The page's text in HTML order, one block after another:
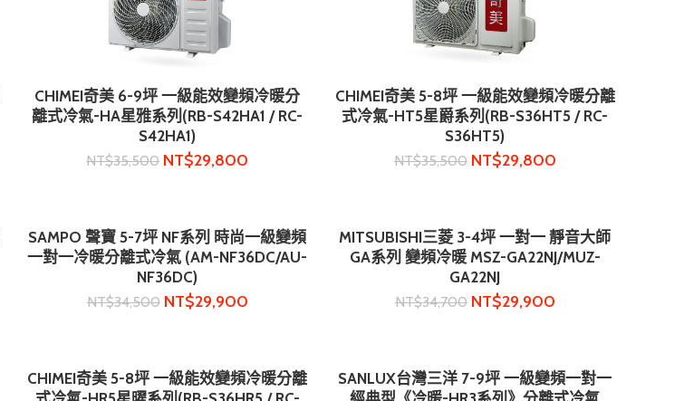
加入購物車
CHIMEI奇美 6-9坪 一級能效變頻冷暖分
離式冷氣-HA星雅系列(RB-S42HA1 / RC-
S42HA1)
NT$35,500 NT$29,800
加入購物車
CHIMEI奇美 5-8坪 一級能效變頻冷暖分離
式冷氣-HT5星爵系列(RB-S36HT5 / RC-
S36HT5)
NT$35,500 NT$29,800
加入購物車
SAMPO 聲寶 5-7坪 NF系列 時尚一級變頻
一對一冷暖分離式冷氣 (AM-NF36DC/AU-
NF36DC)
NT$34,500 NT$29,900
加入購物車
MITSUBISHI三菱 3-4坪 一對一 靜音大師
GA系列 變頻冷暖 MSZ-GA22NJ/MUZ-
GA22NJ
NT$34,700 NT$29,900
加入購物車
CHIMEI奇美 5-8坪 一級能效變頻冷暖分離
加入購物車
SANLUX台灣三洋 7-9坪 一級變頻一對一